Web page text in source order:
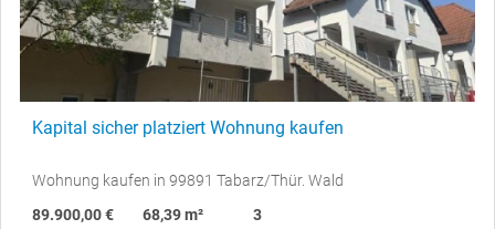
Kapital sicher platziert Wohnung kaufen
Wohnung kaufen in 99891 Tabarz/Thür. Wald
89.900,00 €
68,39 m²
3